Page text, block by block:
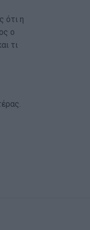
ότι η
ο
τι